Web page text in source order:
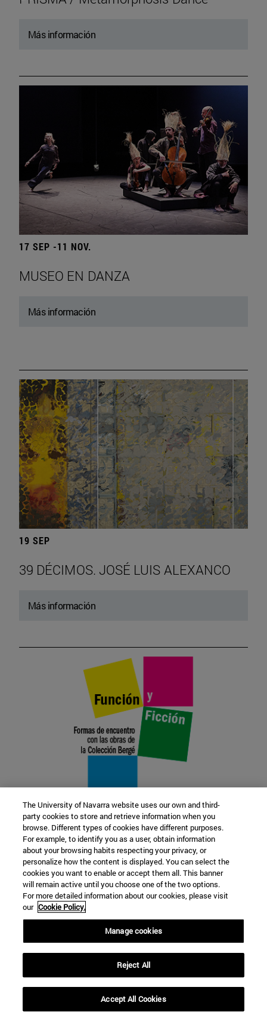
Más información
17 SEP -11 NOV.
MUSEO EN DANZA
Más información
19 SEP
39 DÉCIMOS. JOSÉ LUIS ALEXANCO
Más información
22 SEP
FUNCIÓN Y FICCIÓN. Varios artistas
Más información
The University of Navarra website uses our own and third-
party cookies to store and retrieve information when you
browse. Different types of cookies have different purposes.
For example, to identify you as a user, obtain information
about your browsing habits respecting your privacy, or
personalize how the content is displayed. You can select the
cookies you want to enable or accept them all. This banner
will remain active until you choose one of the two options.
For more detailed information about our cookies, please visit
our Cookie Policy.
Manage cookies
Reject All
Accept All Cookies